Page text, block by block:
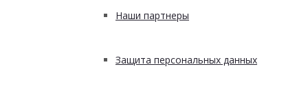
Наши партнеры
Защита персональных данных